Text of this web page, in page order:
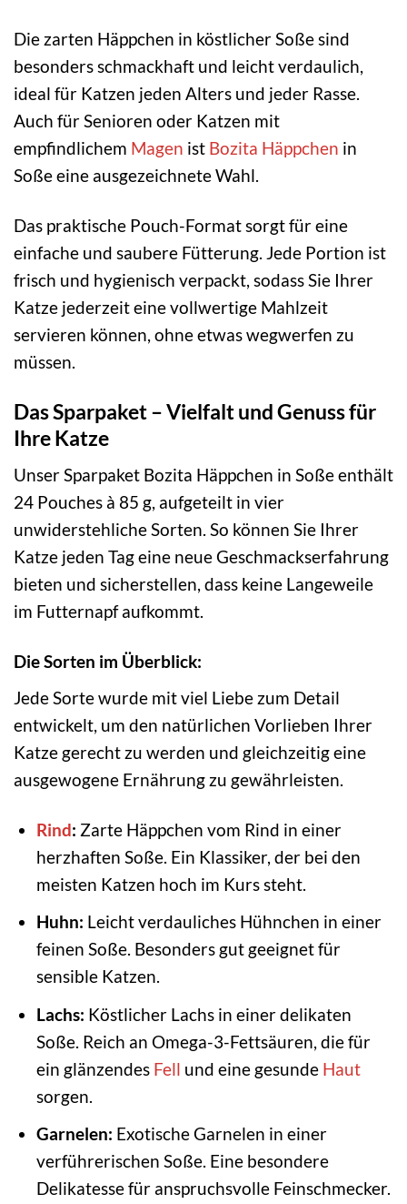
Die zarten Häppchen in köstlicher Soße sind
besonders schmackhaft und leicht verdaulich,
ideal für Katzen jeden Alters und jeder Rasse.
Auch für Senioren oder Katzen mit
empfindlichem Magen ist Bozita Häppchen in
Soße eine ausgezeichnete Wahl.
Das praktische Pouch-Format sorgt für eine
einfache und saubere Fütterung. Jede Portion ist
frisch und hygienisch verpackt, sodass Sie Ihrer
Katze jederzeit eine vollwertige Mahlzeit
servieren können, ohne etwas wegwerfen zu
müssen.
Das Sparpaket – Vielfalt und Genuss für
Ihre Katze
Unser Sparpaket Bozita Häppchen in Soße enthält
24 Pouches à 85 g, aufgeteilt in vier
unwiderstehliche Sorten. So können Sie Ihrer
Katze jeden Tag eine neue Geschmackserfahrung
bieten und sicherstellen, dass keine Langeweile
im Futternapf aufkommt.
Die Sorten im Überblick:
Jede Sorte wurde mit viel Liebe zum Detail
entwickelt, um den natürlichen Vorlieben Ihrer
Katze gerecht zu werden und gleichzeitig eine
ausgewogene Ernährung zu gewährleisten.
Rind: Zarte Häppchen vom Rind in einer
herzhaften Soße. Ein Klassiker, der bei den
meisten Katzen hoch im Kurs steht.
Huhn: Leicht verdauliches Hühnchen in einer
feinen Soße. Besonders gut geeignet für
sensible Katzen.
Lachs: Köstlicher Lachs in einer delikaten
Soße. Reich an Omega-3-Fettsäuren, die für
ein glänzendes Fell und eine gesunde Haut
sorgen.
Garnelen: Exotische Garnelen in einer
verführerischen Soße. Eine besondere
Delikatesse für anspruchsvolle Feinschmecker.